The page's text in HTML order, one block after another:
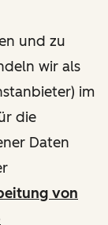
und zu
wir als
im
die
Daten
von